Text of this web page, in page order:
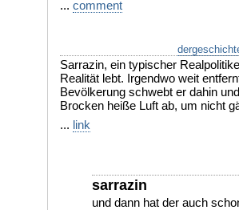
... comment
Sarrazin, ein typischer
Realität lebt. Irgendwo weit
Bevölkerung schwebt er dahin
Brocken heiße Luft ab, um nicht
... link
sarrazin
und dann hat der auch